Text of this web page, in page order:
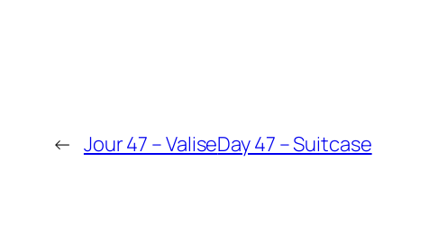
← Jour 47 – ValiseDay 47 – Suitcase